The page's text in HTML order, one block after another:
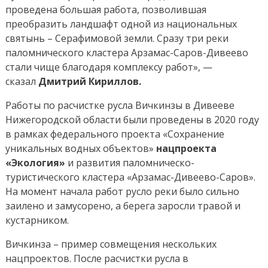
экологии
на
ВДНХ
проведена большая работа, позволившая
преобразить ландшафт одной из национальных
святынь – Серафимовой земли. Сразу три реки
паломнического кластера Арзамас-Саров-Дивеево
стали чище благодаря комплексу работ», —
сказал Дмитрий Кириллов.
Работы по расчистке русла Вичкинзы в Дивееве
Нижегородской области были проведены в 2020 году
в рамках федерального проекта «Сохранение
уникальных водных объектов» нацпроекта
«Экология» и развития паломническо-
туристического кластера «Арзамас-Дивеево-Саров».
На момент начала работ русло реки было сильно
заилено и замусорено, а берега заросли травой и
кустарником.
Вичкинза – пример совмещения нескольких
нацпроектов. После расчистки русла в